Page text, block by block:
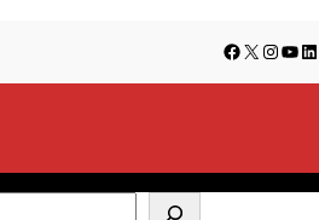
Facebook
X